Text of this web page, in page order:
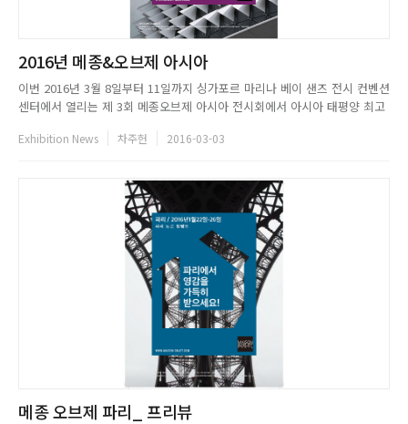
2016년 메종&오브제 아시아
이번 2016년 3월 8일부터 11일까지 싱가포르 마리나 베이 샌즈 전시 컨벤션
센터에서 열리는 제 3회 메종오브제 아시아 전시회에서 아시아 태평양 최고
부동산 개발 업자, 호텔 경영자, 레스토랑 경영자, 인테리어 디자이너 및 건
Exhibition News 차주헌 2016-03-03
메종 오브제 파리_ 프리뷰